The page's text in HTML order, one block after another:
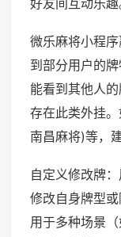
好友间互动乐趣
微乐麻将小程
到部分用户的
能看到其他人
存在此类外挂
南昌麻将)等，
自定义修改牌
修改自身牌型
用于多种场景